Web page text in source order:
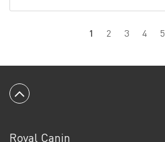
1 2 3 4 5
Вернуться к началу
Royal Canin